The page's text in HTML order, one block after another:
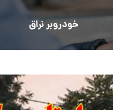
خودروبر نراق